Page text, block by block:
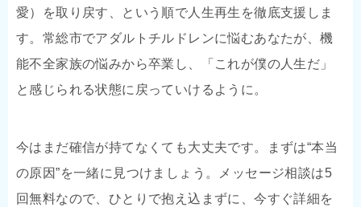
愛）を取り戻す、という順で人生再生を徹底支援しま
す。常総市でアダルトチルドレンに悩むあなたが、機
能不全家族の悩みから卒業し、「これが僕の人生だ」
と感じられる状態に戻っていけるように。
今はまだ確信が持てなくても大丈夫です。まずは“本当
の原因”を一緒に見つけましょう。メッセージ相談は5
回無料なので、ひとりで抱え込まずに、今すぐ詳細を